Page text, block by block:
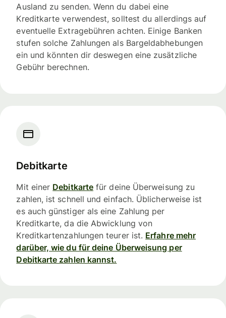
Ausland zu senden. Wenn du dabei eine
Kreditkarte verwendest, solltest du allerdings auf
eventuelle Extragebühren achten. Einige Banken
stufen solche Zahlungen als Bargeldabhebungen
ein und könnten dir deswegen eine zusätzliche
Gebühr berechnen.
Debitkarte
Mit einer Debitkarte für deine Überweisung zu
zahlen, ist schnell und einfach. Üblicherweise ist
es auch günstiger als eine Zahlung per
Kreditkarte, da die Abwicklung von
Kreditkartenzahlungen teurer ist. Erfahre mehr
darüber, wie du für deine Überweisung per
Debitkarte zahlen kannst.